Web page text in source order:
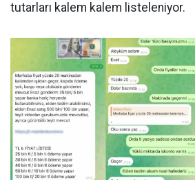
tutarları kalem kalem listeleniyor.